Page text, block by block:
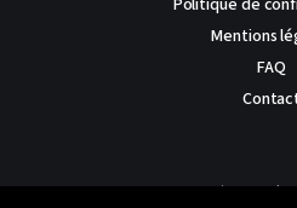
Politique de
Mentions
FAQ
AVERTISSEMENT : Ce site est